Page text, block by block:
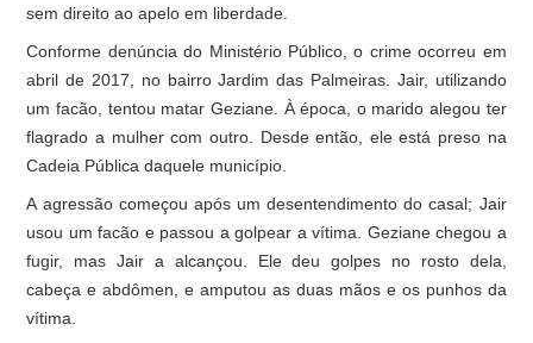
sem direito ao apelo em liberdade.
Conforme denúncia do Ministério Público, o crime ocorreu em
abril de 2017, no bairro Jardim das Palmeiras. Jair, utilizando
um facão, tentou matar Geziane. À época, o marido alegou ter
flagrado a mulher com outro. Desde então, ele está preso na
Cadeia Pública daquele município.
A agressão começou após um desentendimento do casal; Jair
usou um facão e passou a golpear a vítima. Geziane chegou a
fugir, mas Jair a alcançou. Ele deu golpes no rosto dela,
cabeça e abdômen, e amputou as duas mãos e os punhos da
vítima.